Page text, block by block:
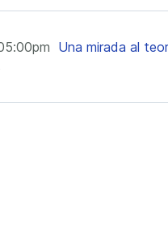
Una mirada al